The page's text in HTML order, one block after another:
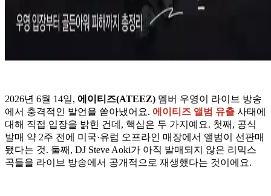
2026년 6월 14일, 에이티즈(ATEEZ) 멤버 우영이 라이브 방송
에서 충격적인 발언을 쏟아냈어요. 에이티즈 앨범 유출 사태에
대해 직접 입장을 밝힌 건데, 핵심은 두 가지예요. 첫째, 공식
발매 약 2주 전에 미국·유럽 오프라인 매장에서 앨범이 선판매
됐다는 것. 둘째, DJ Steve Aoki가 아직 발매되지 않은 리믹스
곡들을 라이브 방송에서 공개적으로 재생했다는 것이에요.